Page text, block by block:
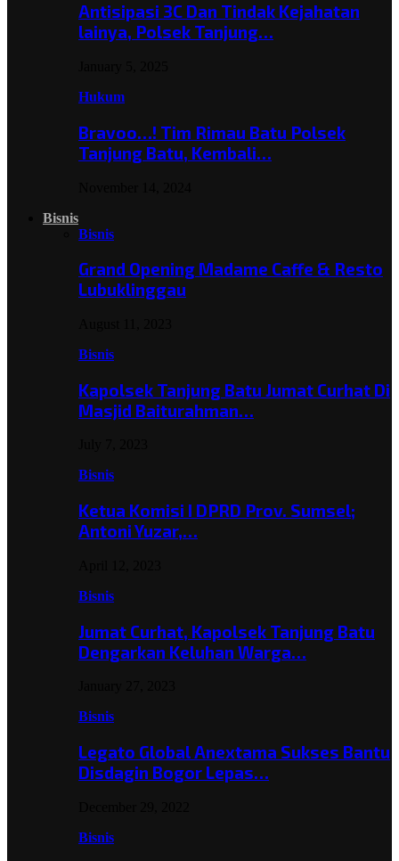
Antisipasi 3C Dan Tindak Kejahatan
lainya, Polsek Tanjung…
Hukum
Bravoo…! Tim Rimau Batu Polsek
Tanjung Batu, Kembali…
Bisnis
Bisnis
Grand Opening Madame Caffe & Resto
Lubuklinggau
Bisnis
Kapolsek Tanjung Batu Jumat Curhat Di
Masjid Baiturahman…
Bisnis
Ketua Komisi I DPRD Prov. Sumsel;
Antoni Yuzar,…
Bisnis
Jumat Curhat, Kapolsek Tanjung Batu
Dengarkan Keluhan Warga…
Bisnis
Legato Global Anextama Sukses Bantu
Disdagin Bogor Lepas…
Bisnis